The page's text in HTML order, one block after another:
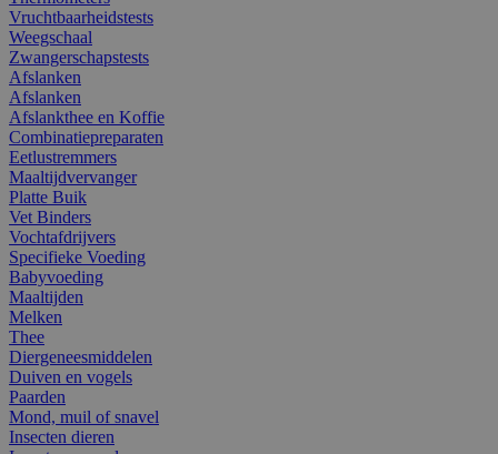
Vruchtbaarheidstests
Weegschaal
Zwangerschapstests
Afslanken
Afslanken
Afslankthee en Koffie
Combinatiepreparaten
Eetlustremmers
Maaltijdvervanger
Platte Buik
Vet Binders
Vochtafdrijvers
Specifieke Voeding
Babyvoeding
Maaltijden
Melken
Thee
Diergeneesmiddelen
Duiven en vogels
Paarden
Mond, muil of snavel
Insecten dieren